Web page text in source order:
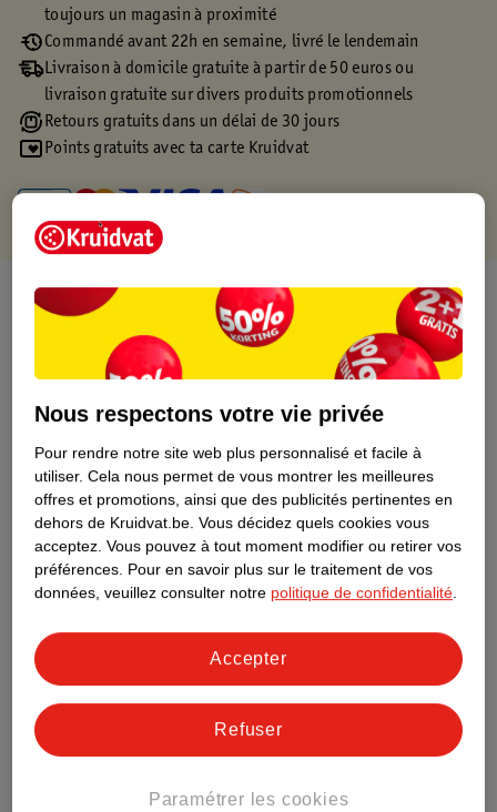
toujours un magasin à proximité
Commandé avant 22h en semaine, livré le lendemain
Livraison à domicile gratuite à partir de 50 euros ou
livraison gratuite sur divers produits promotionnels
Retours gratuits dans un délai de 30 jours
Points gratuits avec ta carte Kruidvat
À propos de ce produit
Informations relatives au produit
Informations figurant sur l'étiquette
Nature Impact Score
Ce produit n’a (pas encore) de "Nature
Impact Score".
Plus d’informations
Informations sur la commande et la livraison
Voir aussi
Nous respectons votre vie privée
Pour rendre notre site web plus personnalisé et facile à
utiliser. Cela nous permet de vous montrer les meilleures
offres et promotions, ainsi que des publicités pertinentes en
dehors de Kruidvat.be. Vous décidez quels cookies vous
acceptez. Vous pouvez à tout moment modifier ou retirer vos
préférences. Pour en savoir plus sur le traitement de vos
données, veuillez consulter notre politique de confidentialité.
Paramétrer les cookies
Refuser
Accepter